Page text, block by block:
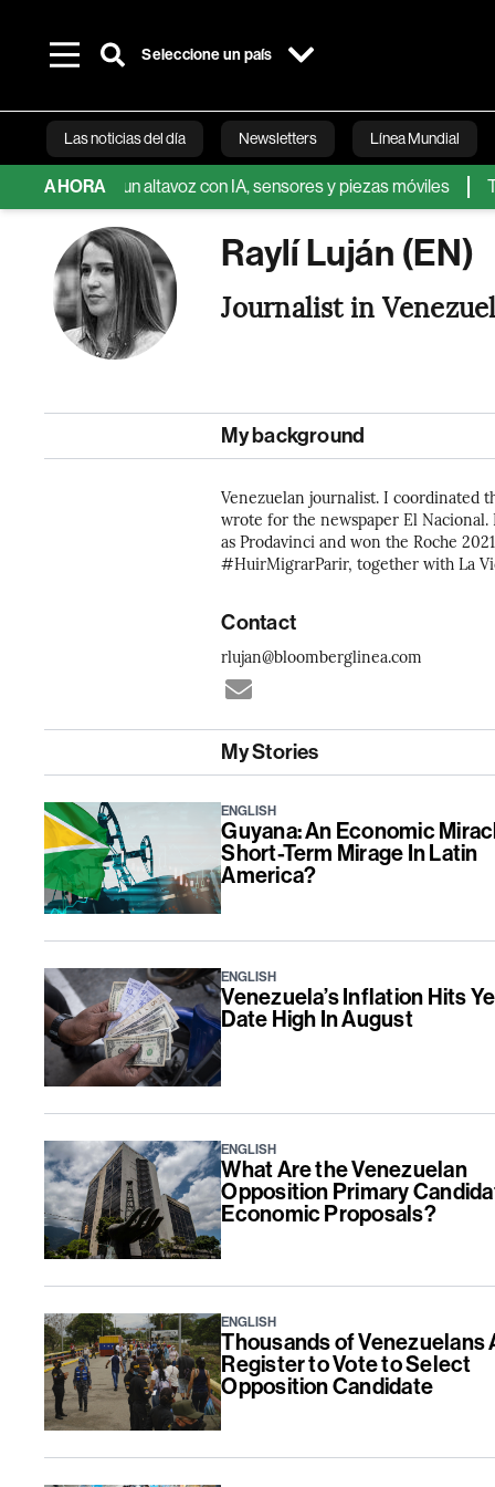
Seleccione un país
Las noticias del día Newsletters Línea Mundial
Bloomberg
AHORA
un altavoz con IA, sensores y piezas móviles Trump
Raylí Luján (EN)
Journalist in
My background
Venezuelan journalist. I coordinated
wrote for the newspaper El
as Prodavinci and won the Roche
#HuirMigrarParir, together with La
Contact
rlujan@bloomberglinea.com
My Stories
ENGLISH
Guyana: An Economic
Short-Term Mirage In Latin
America?
ENGLISH
Venezuela’s Inflation Hits
Date High In August
ENGLISH
What Are the Venezuelan
Opposition Primary
Economic Proposals?
ENGLISH
Thousands of Venezuelans
Register to Vote to Select
Opposition Candidate